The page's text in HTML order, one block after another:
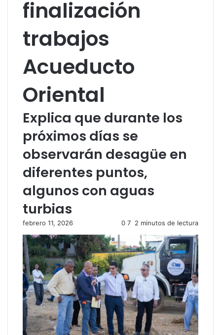
finalización
trabajos
Acueducto
Oriental
Explica que durante los
próximos días se
observarán desagüe en
diferentes puntos,
algunos con aguas
turbias
febrero 11, 2026 0 7 2 minutos de lectura